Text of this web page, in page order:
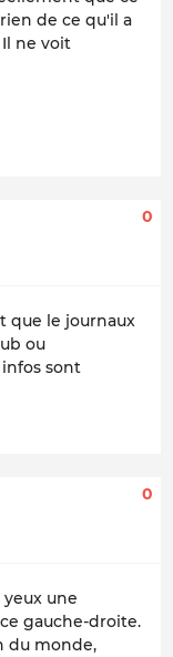
de ce qu'il a
ne voit
0
que le journaux
ou
sont
0
yeux une
gauche-droite.
du monde,